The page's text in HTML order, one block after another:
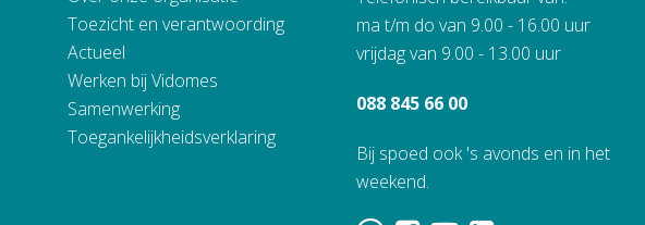
Toezicht en verantwoording
Actueel
Werken bij Vidomes
Samenwerking
Toegankelijkheidsverklaring
ma t/m do van 9.00 - 16.00 uur
vrijdag van 9.00 - 13.00 uur
088 845 66 00
Bij spoed ook 's avonds en in het
weekend.